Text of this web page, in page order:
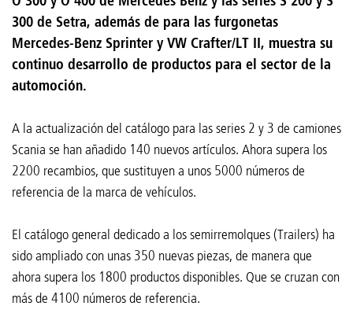
300 de Setra, además de para las furgonetas
Mercedes-Benz Sprinter y VW Crafter/LT II, muestra su
continuo desarrollo de productos para el sector de la
automoción.
A la actualización del catálogo para las series 2 y 3 de camiones
Scania se han añadido 140 nuevos artículos. Ahora supera los
2200 recambios, que sustituyen a unos 5000 números de
referencia de la marca de vehículos.
El catálogo general dedicado a los semirremolques (Trailers) ha
sido ampliado con unas 350 nuevas piezas, de manera que
ahora supera los 1800 productos disponibles. Que se cruzan con
más de 4100 números de referencia.